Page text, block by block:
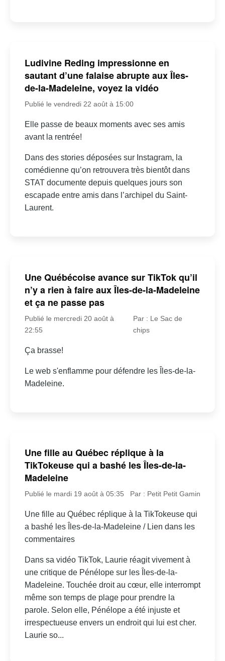
Ludivine Reding impressionne en
sautant d’une falaise abrupte aux Îles-
de-la-Madeleine, voyez la vidéo
Publié le vendredi 22 août à 15:00
Elle passe de beaux moments avec ses amis
avant la rentrée!
Dans des stories déposées sur Instagram, la
comédienne qu’on retrouvera très bientôt dans
STAT documente depuis quelques jours son
escapade entre amis dans l’archipel du Saint-
Laurent.
Une Québécoise avance sur TikTok qu’il
n’y a rien à faire aux Îles-de-la-Madeleine
et ça ne passe pas
Publié le mercredi 20 août à
22:55
Par : Le Sac de
chips
Ça brasse!
Le web s'enflamme pour défendre les Îles-de-la-
Madeleine.
Une fille au Québec réplique à la
TikTokeuse qui a bashé les Îles-de-la-
Madeleine
Publié le mardi 19 août à 05:35 Par : Petit Petit Gamin
Une fille au Québec réplique à la TikTokeuse qui
a bashé les Îles-de-la-Madeleine / Lien dans les
commentaires
Dans sa vidéo TikTok, Laurie réagit vivement à
une critique de Pénélope sur les Îles-de-la-
Madeleine. Touchée droit au cœur, elle interrompt
même son temps de plage pour prendre la
parole. Selon elle, Pénélope a été injuste et
irrespectueuse envers un endroit qui lui est cher.
Laurie so...